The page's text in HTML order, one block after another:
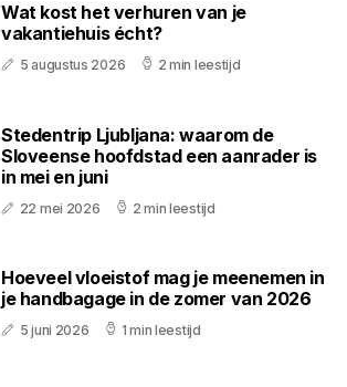
Wat kost het verhuren van je
vakantiehuis écht?
5 augustus 2026 2 min leestijd
Stedentrip Ljubljana: waarom de
Sloveense hoofdstad een aanrader is
in mei en juni
22 mei 2026 2 min leestijd
Hoeveel vloeistof mag je meenemen in
je handbagage in de zomer van 2026
5 juni 2026 1 min leestijd